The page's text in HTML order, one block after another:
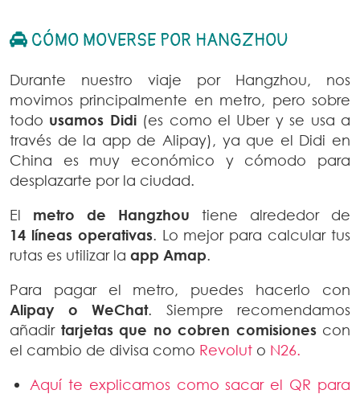
CÓMO MOVERSE POR HANGZHOU
Durante nuestro viaje por Hangzhou, nos
movimos principalmente en metro, pero sobre
todo usamos Didi(es como el Uber y se usa a
través de la app de Alipay), ya que el Didi en
China es muy económico y cómodo para
desplazarte por la ciudad.
El metro de Hangzhou tiene alrededor de
14 líneas operativas. Lo mejor para calcular tus
rutas es utilizar la app Amap.
Para pagar el metro, puedes hacerlo con
Alipay o WeChat. Siempre recomendamos
añadir tarjetas que no cobren comisiones con
el cambio de divisa como Revolut o N26.
Aquí te explicamos como sacar el QR para